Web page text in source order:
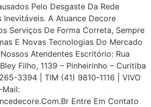
Pelo Desgaste Da Rede
Inevitáveis. A Atuance Decore
Serviços De Forma Correta, Sempre
E Novas Tecnologias Do Mercado
Atendentes Escritório: Rua
Filho, 1139 – Pinheirinho – Curitiba
3394 | TIM (41) 9810-1116 | VIVO
Entre Em Contato